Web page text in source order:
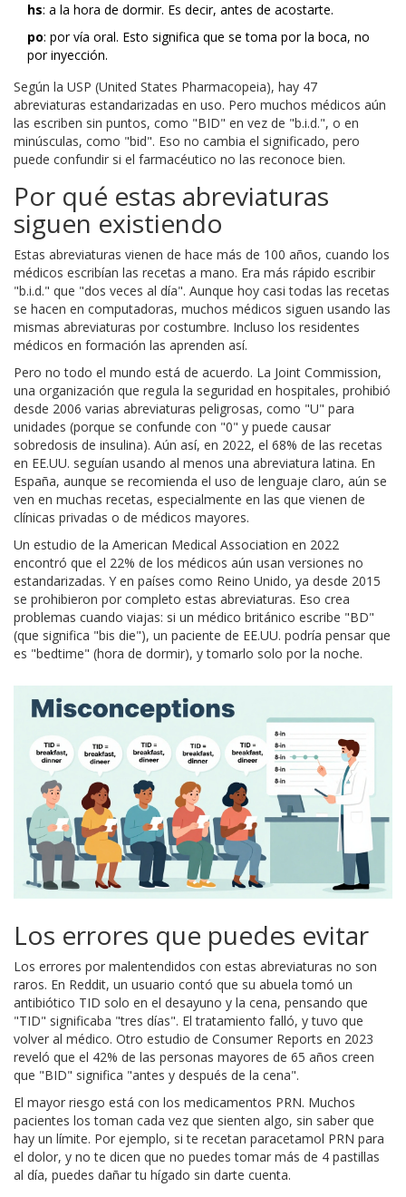
hs: a la hora de dormir. Es decir, antes de acostarte.
po: por vía oral. Esto significa que se toma por la boca, no
por inyección.
Según la USP (United States Pharmacopeia), hay 47
abreviaturas estandarizadas en uso. Pero muchos médicos aún
las escriben sin puntos, como "BID" en vez de "b.i.d.", o en
minúsculas, como "bid". Eso no cambia el significado, pero
puede confundir si el farmacéutico no las reconoce bien.
Por qué estas abreviaturas
siguen existiendo
Estas abreviaturas vienen de hace más de 100 años, cuando los
médicos escribían las recetas a mano. Era más rápido escribir
"b.i.d." que "dos veces al día". Aunque hoy casi todas las recetas
se hacen en computadoras, muchos médicos siguen usando las
mismas abreviaturas por costumbre. Incluso los residentes
médicos en formación las aprenden así.
Pero no todo el mundo está de acuerdo. La Joint Commission,
una organización que regula la seguridad en hospitales, prohibió
desde 2006 varias abreviaturas peligrosas, como "U" para
unidades (porque se confunde con "0" y puede causar
sobredosis de insulina). Aún así, en 2022, el 68% de las recetas
en EE.UU. seguían usando al menos una abreviatura latina. En
España, aunque se recomienda el uso de lenguaje claro, aún se
ven en muchas recetas, especialmente en las que vienen de
clínicas privadas o de médicos mayores.
Un estudio de la American Medical Association en 2022
encontró que el 22% de los médicos aún usan versiones no
estandarizadas. Y en países como Reino Unido, ya desde 2015
se prohibieron por completo estas abreviaturas. Eso crea
problemas cuando viajas: si un médico británico escribe "BD"
(que significa "bis die"), un paciente de EE.UU. podría pensar que
es "bedtime" (hora de dormir), y tomarlo solo por la noche.
Los errores que puedes evitar
Los errores por malentendidos con estas abreviaturas no son
raros. En Reddit, un usuario contó que su abuela tomó un
antibiótico TID solo en el desayuno y la cena, pensando que
"TID" significaba "tres días". El tratamiento falló, y tuvo que
volver al médico. Otro estudio de Consumer Reports en 2023
reveló que el 42% de las personas mayores de 65 años creen
que "BID" significa "antes y después de la cena".
El mayor riesgo está con los medicamentos PRN. Muchos
pacientes los toman cada vez que sienten algo, sin saber que
hay un límite. Por ejemplo, si te recetan paracetamol PRN para
el dolor, y no te dicen que no puedes tomar más de 4 pastillas
al día, puedes dañar tu hígado sin darte cuenta.